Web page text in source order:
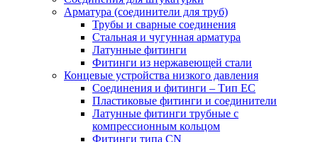
Арматура (соединители для труб)
Трубы и сварные соединения
Стальная и чугунная арматура
Латунные фитинги
Фитинги из нержавеющей стали
Концевые устройства низкого давления
Соединения и фитинги – Тип EC
Пластиковые фитинги и соединители
Латунные фитинги трубные с
компрессионным кольцом
Фитинги типа CN